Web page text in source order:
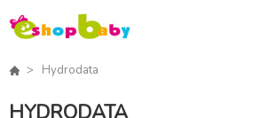
Hydrodata
HYDRODATA